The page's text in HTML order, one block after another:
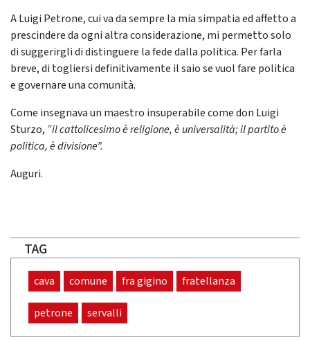
A Luigi Petrone, cui va da sempre la mia simpatia ed affetto a
prescindere da ogni altra considerazione, mi permetto solo
di suggerirgli di distinguere la fede dalla politica. Per farla
breve, di togliersi definitivamente il saio se vuol fare politica
e governare una comunità.
Come insegnava un maestro insuperabile come don Luigi
Sturzo, “il cattolicesimo è religione, è universalità; il partito è
politica, è divisione”.
Auguri.
TAG
cava comune fra gigino fratellanza
petrone servalli